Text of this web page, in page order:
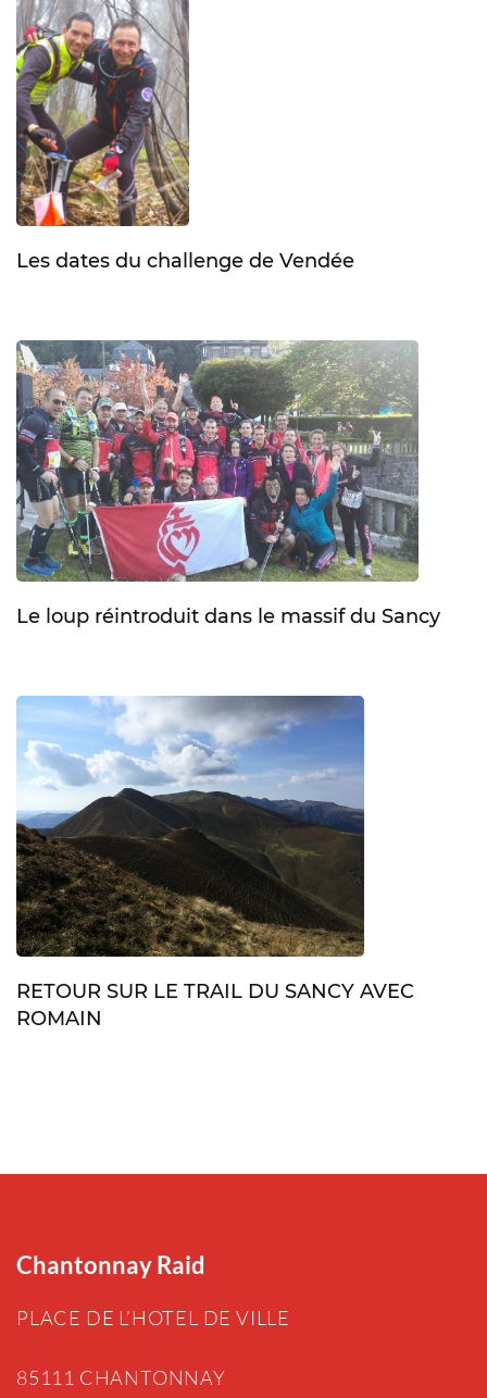
Les dates du challenge de Vendée
Le loup réintroduit dans le massif du Sancy
RETOUR SUR LE TRAIL DU SANCY AVEC
ROMAIN
Chantonnay Raid
PLACE DE L’HOTEL DE VILLE
85111 CHANTONNAY